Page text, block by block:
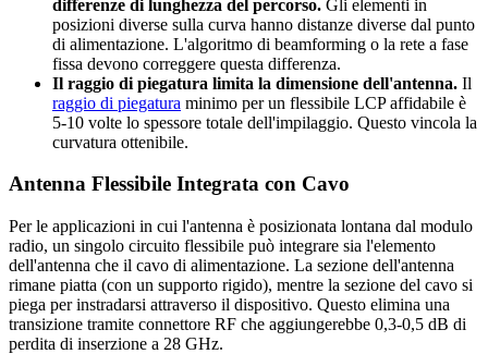
differenze di lunghezza del percorso. Gli elementi in
posizioni diverse sulla curva hanno distanze diverse dal punto
di alimentazione. L'algoritmo di beamforming o la rete a fase
fissa devono correggere questa differenza.
Il raggio di piegatura limita la dimensione dell'antenna. Il
raggio di piegatura minimo per un flessibile LCP affidabile è
5-10 volte lo spessore totale dell'impilaggio. Questo vincola la
curvatura ottenibile.
Antenna Flessibile Integrata con Cavo
Per le applicazioni in cui l'antenna è posizionata lontana dal modulo
radio, un singolo circuito flessibile può integrare sia l'elemento
dell'antenna che il cavo di alimentazione. La sezione dell'antenna
rimane piatta (con un supporto rigido), mentre la sezione del cavo si
piega per instradarsi attraverso il dispositivo. Questo elimina una
transizione tramite connettore RF che aggiungerebbe 0,3-0,5 dB di
perdita di inserzione a 28 GHz.